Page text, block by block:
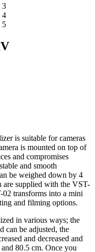
is suitable for cameras
is mounted on top of
and compromises
and smooth
be weighed down by 4
are supplied with the VST-
transforms into a mini
and filming options.
in various ways; the
can be adjusted, the
and decreased and
80.5 cm. Once you